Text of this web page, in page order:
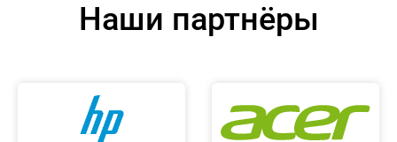
Наши партнёры